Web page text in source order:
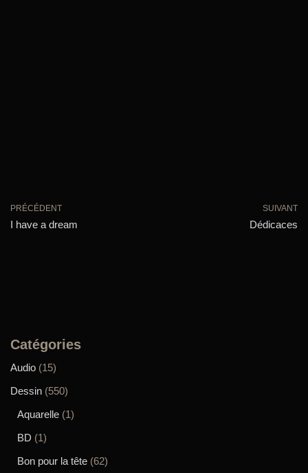
PRÉCÉDENT
I have a dream
SUIVANT
Dédicaces
Catégories
Audio (15)
Dessin (550)
Aquarelle (1)
BD (1)
Bon pour la tête (62)